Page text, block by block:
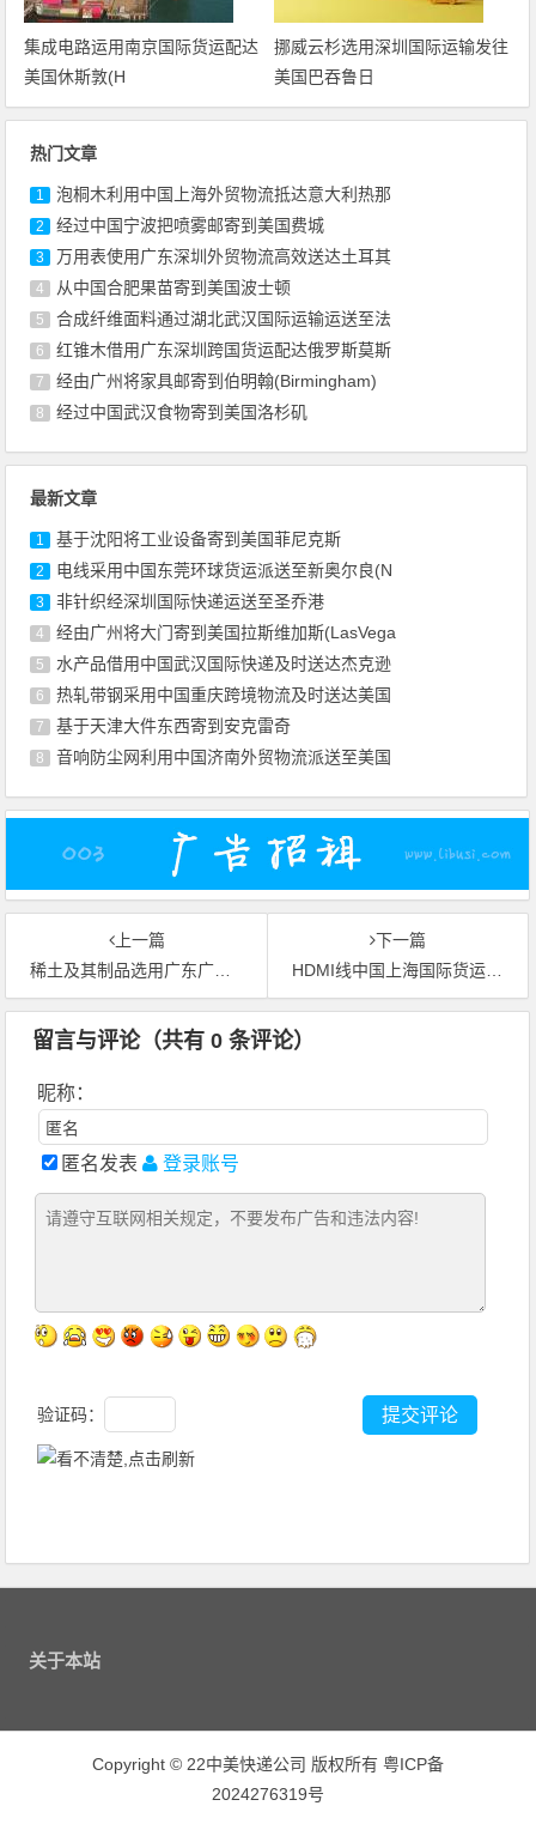
集成电路运用南京国际货运配达
美国休斯敦(H
挪威云杉选用深圳国际运输发往
美国巴吞鲁日
热门文章
1 泡桐木利用中国上海外贸物流抵达意大利热那
2 经过中国宁波把喷雾邮寄到美国费城
3 万用表使用广东深圳外贸物流高效送达土耳其
4 从中国合肥果苗寄到美国波士顿
5 合成纤维面料通过湖北武汉国际运输运送至法
6 红锥木借用广东深圳跨国货运配达俄罗斯莫斯
7 经由广州将家具邮寄到伯明翰(Birmingham)
8 经过中国武汉食物寄到美国洛杉矶
最新文章
1 基于沈阳将工业设备寄到美国菲尼克斯
2 电线采用中国东莞环球货运派送至新奥尔良(N
3 非针织经深圳国际快递运送至圣乔港
4 经由广州将大门寄到美国拉斯维加斯(LasVega
5 水产品借用中国武汉国际快递及时送达杰克逊
6 热轧带钢采用中国重庆跨境物流及时送达美国
7 基于天津大件东西寄到安克雷奇
8 音响防尘网利用中国济南外贸物流派送至美国
上一篇
稀土及其制品选用广东广州外贸物流配达美国纽约
下一篇
HDMI线中国上海国际货运送到法国马赛
留言与评论（共有0 条评论）
昵称：
匿名发表 登录账号
验证码：
关于本站
Copyright © 22中美快递公司 版权所有 粤ICP备
2024276319号